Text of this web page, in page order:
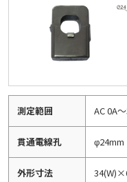
測定範囲 AC 0A
貫通電線孔 φ24mm
外形寸法